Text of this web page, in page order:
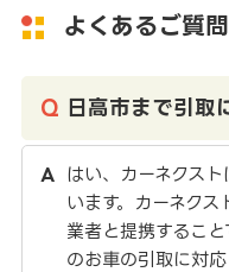
よくあるご質問
日高市まで引取
はい、カーネクス
います。カーネク
業者と提携すること
のお車の引取に対応